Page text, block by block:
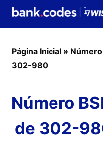
Página Inicial » Número
302-980
Número
de 302-